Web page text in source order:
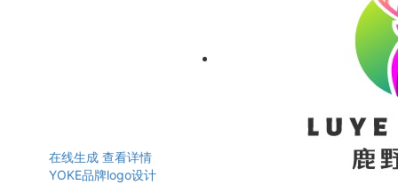
在线生成 查看详情
YOKE品牌logo设计